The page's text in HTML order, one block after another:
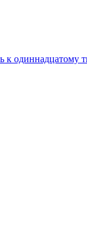
к одиннадцатому